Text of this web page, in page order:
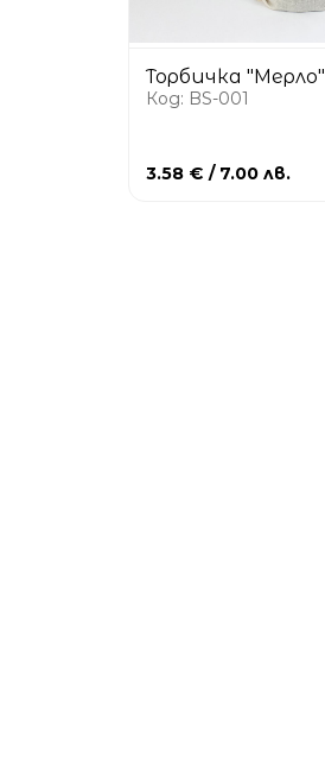
Торбичка "Мерло"
Код: BS-001
3.58 € / 7.00 лв.